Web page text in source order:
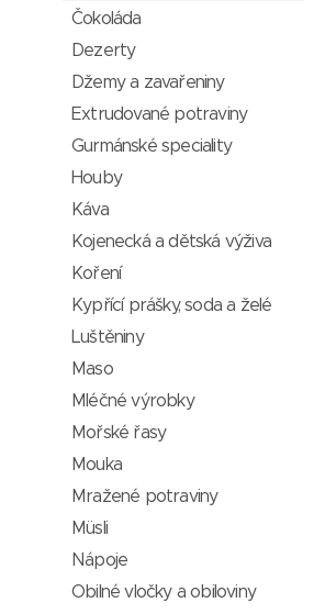
Čokoláda
Dezerty
Džemy a zavařeniny
Extrudované potraviny
Gurmánské speciality
Houby
Káva
Kojenecká a dětská výživa
Koření
Kypřící prášky, soda a želé
Luštěniny
Maso
Mléčné výrobky
Mořské řasy
Mouka
Mražené potraviny
Müsli
Nápoje
Obilné vločky a obiloviny